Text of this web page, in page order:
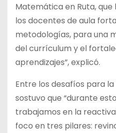
Matemática en Ruta,
los docentes de aula
metodologías, para una
del currículum y el
aprendizajes”, explicó.
Entre los desafíos para
sostuvo que “durante
trabajamos en la
foco en tres pilares: